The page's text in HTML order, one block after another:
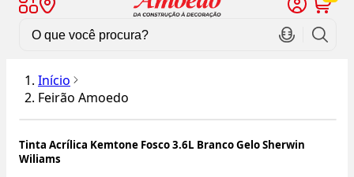
Início
Feirão Amoedo
Tinta Acrílica Kemtone Fosco 3.6L Branco Gelo Sherwin
Wiliams